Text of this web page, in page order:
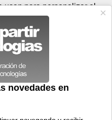
automático?
Registrar Conectar
usan para personalizar el
ofrecer funciones de medios
Además, compartimos
del sitio web con nuestros
de publicidad y de análisis
OK